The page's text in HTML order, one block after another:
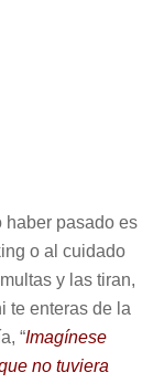
haber pasado es
o al cuidado
y las tiran,
te enteras de la
“Imagínese
no tuviera